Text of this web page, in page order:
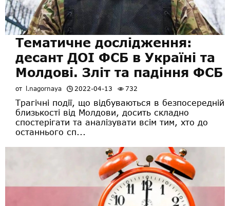
Тематичне дослідження:
десант ДОІ ФСБ в Україні та
Молдові. Зліт та падіння ФСБ
от l.nagornaya 2022-04-13 732
Трагічні події, що відбуваються в безпосередній
близькості від Молдови, досить складно
спостерігати та аналізувати всім тим, хто до
останнього сп...